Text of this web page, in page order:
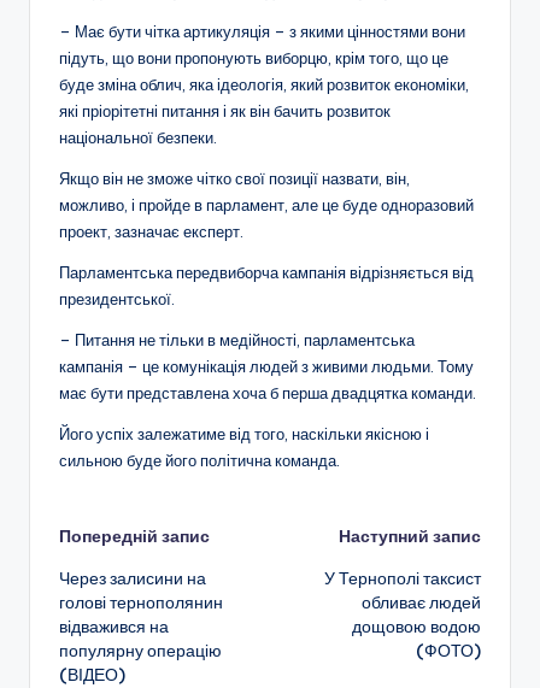
– Має бути чітка артикуляція – з якими цінностями вони
підуть, що вони пропонують виборцю, крім того, що це
буде зміна облич, яка ідеологія, який розвиток економіки,
які пріорітетні питання і як він бачить розвиток
національної безпеки.
Якщо він не зможе чітко свої позиції назвати, він,
можливо, і пройде в парламент, але це буде одноразовий
проект, зазначає експерт.
Парламентська передвиборча кампанія відрізняється від
президентської.
– Питання не тільки в медійності, парламентська
кампанія – це комунікація людей з живими людьми. Тому
має бути представлена хоча б перша двадцятка команди.
Його успіх залежатиме від того, наскільки якісною і
сильною буде його політична команда.
Навігація
по
запису
Попередній запис
Через залисини на
голові тернополянин
відважився на
популярну операцію
(ВІДЕО)
Наступний запис
У Тернополі таксист
обливає людей
дощовою водою
(ФОТО)